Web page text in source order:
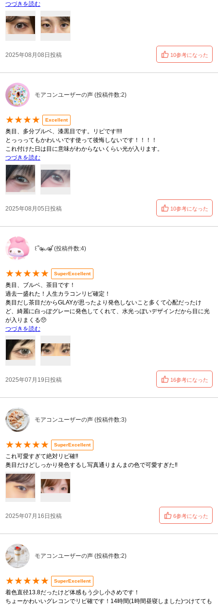
つづきを読む
2025年08月08日投稿 10参考になった
モアコンユーザーの声 (投稿件数:2)
★★★★ Excellent
奥目、多分ブルベ、漆黒目です。リピです‼️‼️
とっっってもかわいいです使って後悔しないです！！！！
これ付けた日は目に意味がわからないくらい光が入ります。
つづきを読む
2025年08月05日投稿 10参考になった
꒰՞ɞ̴̶̷̥⩊ɞ̴̶̷̥꒱֯ (投稿件数:4)
★★★★★ SuperExcellent
奥目、ブルベ、茶目です！
過去一盛れた！人生カラコンリピ確定！
奥目だし茶目だからGLAYが思ったより発色しないこと多くて心配だったけ
ど、綺麗に白っぽグレーに発色してくれて、水光っぽいデザインだから目に光
が入りまくる🥺
つづきを読む
2025年07月19日投稿 16参考になった
モアコンユーザーの声 (投稿件数:3)
★★★★★ SuperExcellent
これ可愛すぎて絶対リピ確‼️
奥目だけどしっかり発色するし写真通りまんまの色で可愛すぎた‼️
2025年07月16日投稿 6参考になった
モアコンユーザーの声 (投稿件数:2)
★★★★★ SuperExcellent
着色直径13.8だったけど体感もう少し小さめです！
ちょーかわいいグレコンでリピ確です！14時間(1時間昼寝しました)つけてても